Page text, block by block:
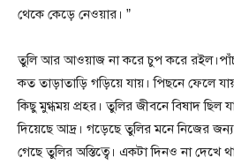
থেকে কেড়ে নেওয়ার। ”
তুলি আর আওয়াজ না করে চুপ করে
কত তাড়াতাড়ি গড়িয়ে যায়। পিছনে ফেলে
কিছু মুগ্ধময় প্রহর। তুলির জীবনে বিষাদ ছিল
দিয়েছে আদ্র। গড়েছে তুলির মনে নিজের জন্য
গেছে তুলির অস্তিত্বে। একটা দিনও না দেখে